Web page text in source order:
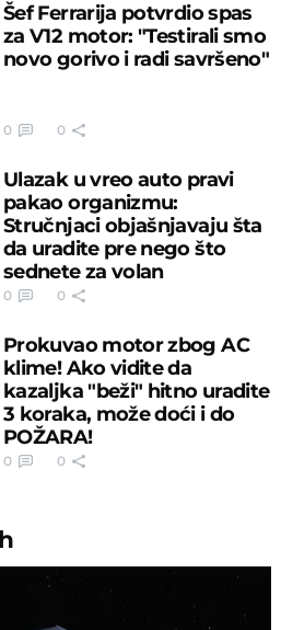
Šef Ferrarija potvrdio spas
za V12 motor: "Testirali smo
novo gorivo i radi savršeno"
0 0
Ulazak u vreo auto pravi
pakao organizmu:
Stručnjaci objašnjavaju šta
da uradite pre nego što
sednete za volan
0 0
Prokuvao motor zbog AC
klime! Ako vidite da
kazaljka "beži" hitno uradite
3 koraka, može doći i do
POŽARA!
0 0